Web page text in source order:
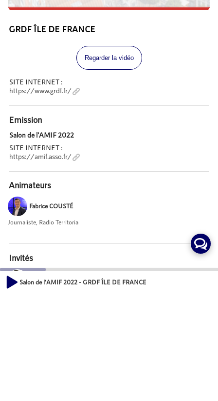
GRDF ÎLE DE FRANCE
Regarder la vidéo
SITE INTERNET :
https://www.grdf.fr/
Emission
Salon de l'AMIF 2022
SITE INTERNET :
https://amif.asso.fr/
Animateurs
Fabrice COUSTÉ
Journaliste, Radio Territoria
Invités
Florence MOUREY
Salon de l'AMIF 2022 - GRDF ÎLE DE FRANCE